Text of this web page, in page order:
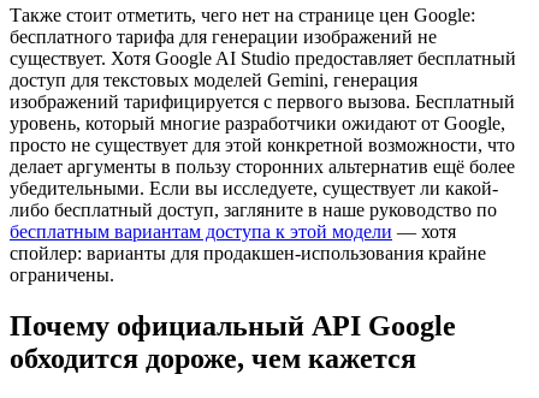
Также стоит отметить, чего нет на странице цен Google:
бесплатного тарифа для генерации изображений не
существует. Хотя Google AI Studio предоставляет бесплатный
доступ для текстовых моделей Gemini, генерация
изображений тарифицируется с первого вызова. Бесплатный
уровень, который многие разработчики ожидают от Google,
просто не существует для этой конкретной возможности, что
делает аргументы в пользу сторонних альтернатив ещё более
убедительными. Если вы исследуете, существует ли какой-
либо бесплатный доступ, загляните в наше руководство по
бесплатным вариантам доступа к этой модели — хотя
спойлер: варианты для продакшен-использования крайне
ограничены.
Почему официальный API Google
обходится дороже, чем кажется